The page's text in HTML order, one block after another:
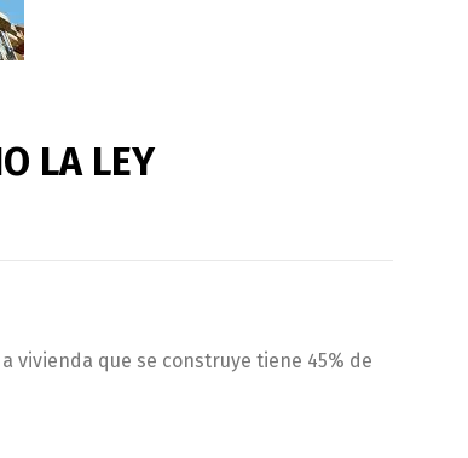
LA LEY
vivienda que se construye tiene 45% de